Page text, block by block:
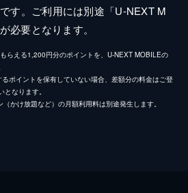
す。ご利用には別途「U-NEXT M
必要となります。
らえる1,200円分のポイントを、U-NEXT MOBILEの
ポイントを保有していない場合、差額分の料金はご登
なります。
かけ放題など）の月額利用料は別途発生します。